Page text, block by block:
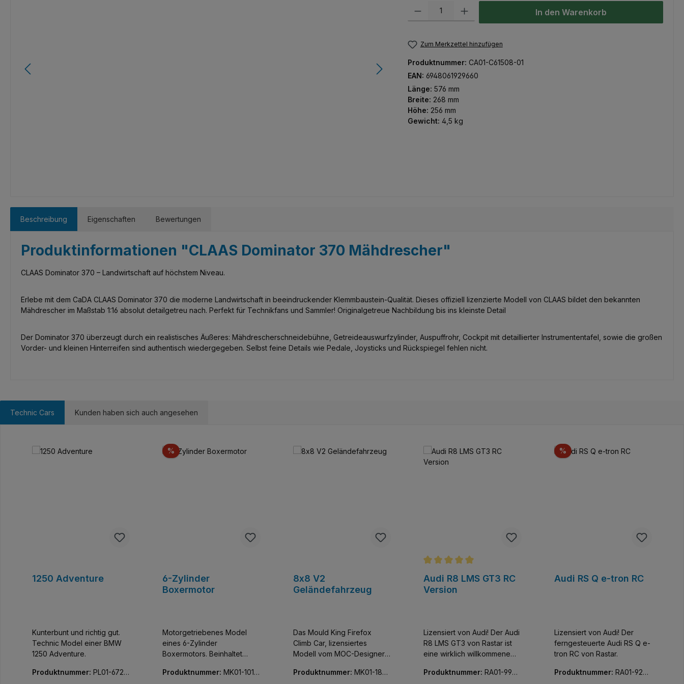
Produkt Anzahl: Gib den gewünschten Wert ein oder benutze die Schaltflächen
In den Warenkorb
Zum Merkzettel hinzufügen
Produktnummer: CA01-C61508-01
EAN: 6948061929660
Länge: 576 mm
Breite: 268 mm
Höhe: 256 mm
Gewicht: 4,5 kg
Beschreibung Eigenschaften Bewertungen
Produktinformationen "CLAAS Dominator 370 Mähdrescher"
CLAAS Dominator 370 – Landwirtschaft auf höchstem Niveau.
Erlebe mit dem CaDA CLAAS Dominator 370 die moderne Landwirtschaft in beeindruckender Klemmbaustein-Qualität. Dieses offiziell lizenzierte Modell von CLAAS bildet den bekannten
Mähdrescher im Maßstab 1:16 absolut detailgetreu nach. Perfekt für Technikfans und Sammler! Originalgetreue Nachbildung bis ins kleinste Detail
Der Dominator 370 überzeugt durch ein realistisches Äußeres: Mähdrescherschneidebühne, Getreideauswurfzylinder, Auspuffrohr, Cockpit mit detaillierter Instrumententafel, sowie die großen
Vorder- und kleinen Hinterreifen sind authentisch wiedergegeben. Selbst feine Details wie Pedale, Joysticks und Rückspiegel fehlen nicht.
Technic Cars Kunden haben sich auch angesehen
1250 Adventure
Kunterbunt und richtig gut.
Technic Model einer BMW
1250 Adventure.
Produktnummer: PL01-6721
% Rabatt
6-Zylinder
Boxermotor
Motorgetriebenes Model
eines 6-Zylinder
Boxermotors. Beinhaltet
Batteriebox.
Produktnummer:MK01-1019
8x8 V2
Geländefahrzeug
Das Mould King Firefox
Climb Car, lizensiertes
Modell vom MOC-Designer
durch das Monster Modell
Produktnummer: MK01-1803
Audi R8 LMS GT3 RC
Version
Lizensiert von Audi! Der Audi
R8 LMS GT3 von Rastar ist
eine wirklich willkommene
Rastar bei dem Audi auf ein
Produktnummer:RA01-9930
%Rabatt
Audi RS Q e-tron RC
Lizensiert von Audi! Der
ferngesteuerte Audi RS Q e-
tron RC von Rastar.
Produktnummer: RA01-9270